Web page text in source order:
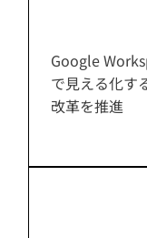
Google
で見える化す
改革を推進